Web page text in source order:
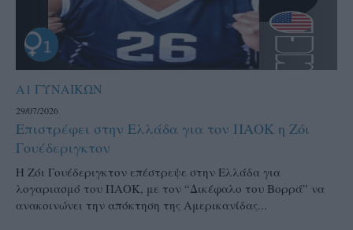
Α1 ΓΥΝΑΙΚΩΝ
29/07/2026
Επιστρέφει στην Ελλάδα για τον ΠΑΟΚ η Ζόι
Γουέδεριγκτον
Η Ζόι Γουέδεριγκτον επέστρεψε στην Ελλάδα για
λογαριασμό του ΠΑΟΚ, με τον “Δικέφαλο του Βορρά” να
ανακοινώνει την απόκτηση της Αμερικανίδας...